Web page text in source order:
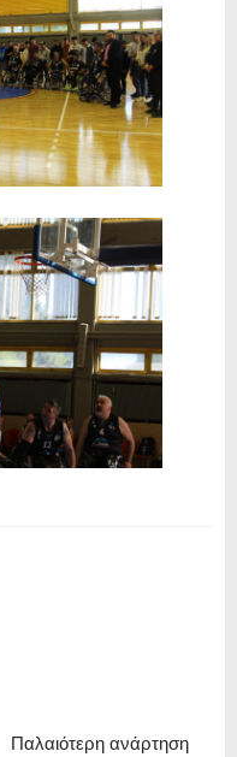
Παλαιότερη ανάρτηση